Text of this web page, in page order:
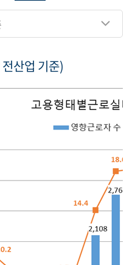
산업 기준)